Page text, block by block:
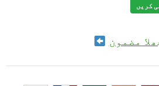
کریں
مضمون